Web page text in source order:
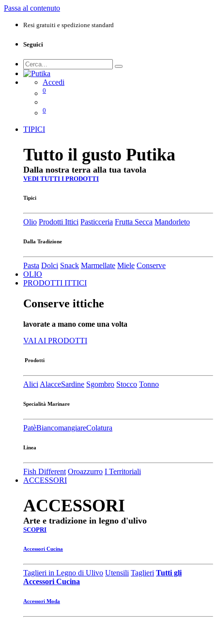
Passa al contenuto
Resi gratuiti e spedizione standard
Seguici
Accedi
0
0
TIPICI
Tutto il gusto Putika
Dalla nostra terra alla tua tavola
VEDI TUTTI I PRODOTTI
Tipici
Olio Prodotti Ittici Pasticceria Frutta Secca Mandorleto
Dalla Tradizione
Pasta Dolci Snack Marmellate Miele Conserve
OLIO
PRODOTTI ITTICI
Conserve ittiche
lavorate a mano come una volta
VAI AI PRODOTTI
Prodotti
Alici AlacceSardine Sgombro Stocco Tonno
Specialità Marinare
Patè​BiancomangiareColatura
Linea
Fish Different Oroazzurro I Territoriali
ACCESSORI
ACCESSORI
Arte e tradizione in legno d'ulivo
SCOPRI
Accessori Cucina
Taglieri in Legno di Ulivo Utensili Taglieri Tutti gli
Accessori Cucina
Accessori Moda